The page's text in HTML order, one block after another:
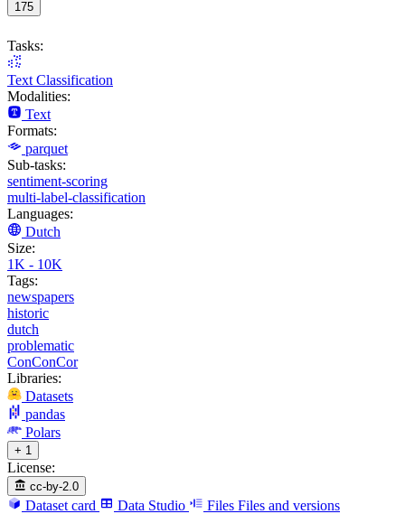
175
Tasks:
Text Classification
Modalities:
Text
Formats:
parquet
Sub-tasks:
sentiment-scoring
multi-label-classification
Languages:
Dutch
Size:
1K - 10K
Tags:
newspapers
historic
dutch
problematic
ConConCor
Libraries:
Datasets
pandas
Polars
+ 1
License:
cc-by-2.0
Dataset card Data Studio Files Files and versions